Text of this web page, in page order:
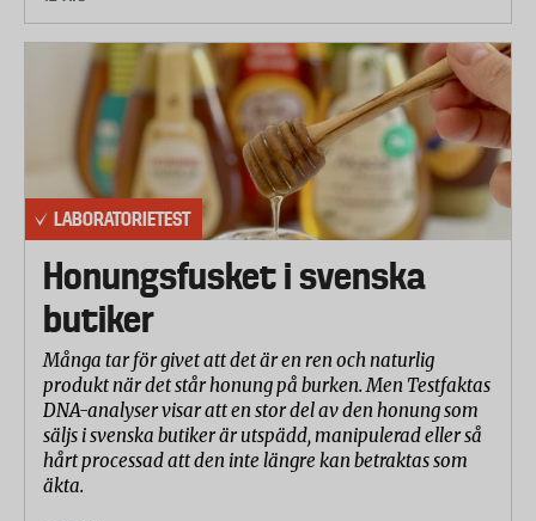
LABORATORIETEST
Honungsfusket i svenska
butiker
Många tar för givet att det är en ren och naturlig
produkt när det står honung på burken. Men Testfaktas
DNA-analyser visar att en stor del av den honung som
säljs i svenska butiker är utspädd, manipulerad eller så
hårt processad att den inte längre kan betraktas som
äkta.